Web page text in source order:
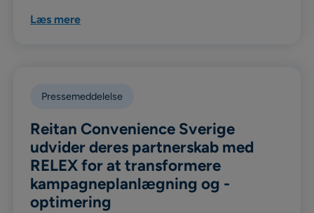
Læs mere
Pressemeddelelse
Reitan Convenience Sverige
udvider deres partnerskab med
RELEX for at transformere
kampagneplanlægning og -
optimering